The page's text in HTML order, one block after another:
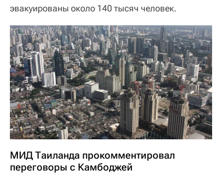
эвакуированы около 140 тысяч человек.
МИД Таиланда прокомментировал
переговоры с Камбоджей